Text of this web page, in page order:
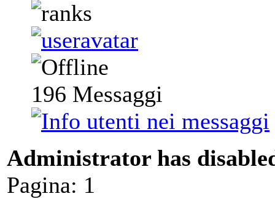
196 Messaggi
Administrator has
Pagina: 1